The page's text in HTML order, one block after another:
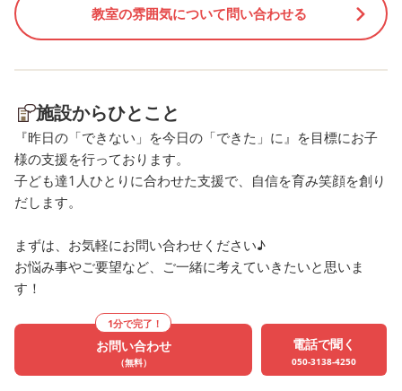
だるまさんシリーズでは、だ
るまさんの動きをマネしなが
ながら『これ見たことあ
る！』や『こんなのもいるん
だ』などと話ながら楽しんで
いたり、国旗の本でクイズを
作ったり自分達の興味のある
ものにも触れていました☺️ み
んなの前やスタッフに頑張っ
て読み聞かせをしてくれる子
や 読書週間が終わっても読み
んでいる子がいて嬉しかった
です😌💕 普段、本を読んで
いる姿が見られない子も集中
タンつけでは、いろんな
やサイズのボタンをつけ
ました👏 ひも結びでは
た！ 初めは苦戦したり惜
戦していましたが、ひも
を左右で変えたり、何度
習したりと頑張って挑戦
が多かったです✨ ボール
の組み立て・分解では、
ツを6つに分けてひとつ
教室の雰囲気について問い合わせる
施設からひとこと
『昨日の「できない」を今日の「できた」に』を目標にお子
様の支援を行っております。
子ども達1人ひとりに合わせた支援で、自信を育み笑顔を創り
だします。
まずは、お気軽にお問い合わせください♪
お悩み事やご要望など、ご一緒に考えていきたいと思いま
す！
1分で完了！
お問い合わせ
（無料）
電話で聞く
050-3138-4250